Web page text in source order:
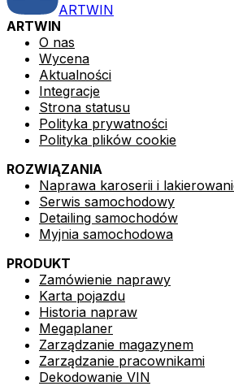
ARTWIN
ARTWIN
O nas
Wycena
Aktualności
Integracje
Strona statusu
Polityka prywatności
Polityka plików cookie
ROZWIĄZANIA
Naprawa karoserii i
Serwis samochodowy
Detailing samochodów
Myjnia samochodowa
PRODUKT
Zamówienie naprawy
Karta pojazdu
Historia napraw
Megaplaner
Zarządzanie magazynem
Zarządzanie pracownikami
Dekodowanie VIN